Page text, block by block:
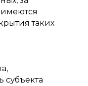
таких
субъекта